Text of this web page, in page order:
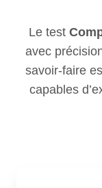
Le test
avec
savoir-faire
capables